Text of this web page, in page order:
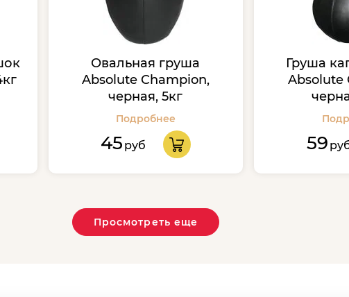
Овальная груша
Absolute Champion,
черная, 5кг
Подробнее
45 руб
Груша
Absolute
59
Просмотреть еще